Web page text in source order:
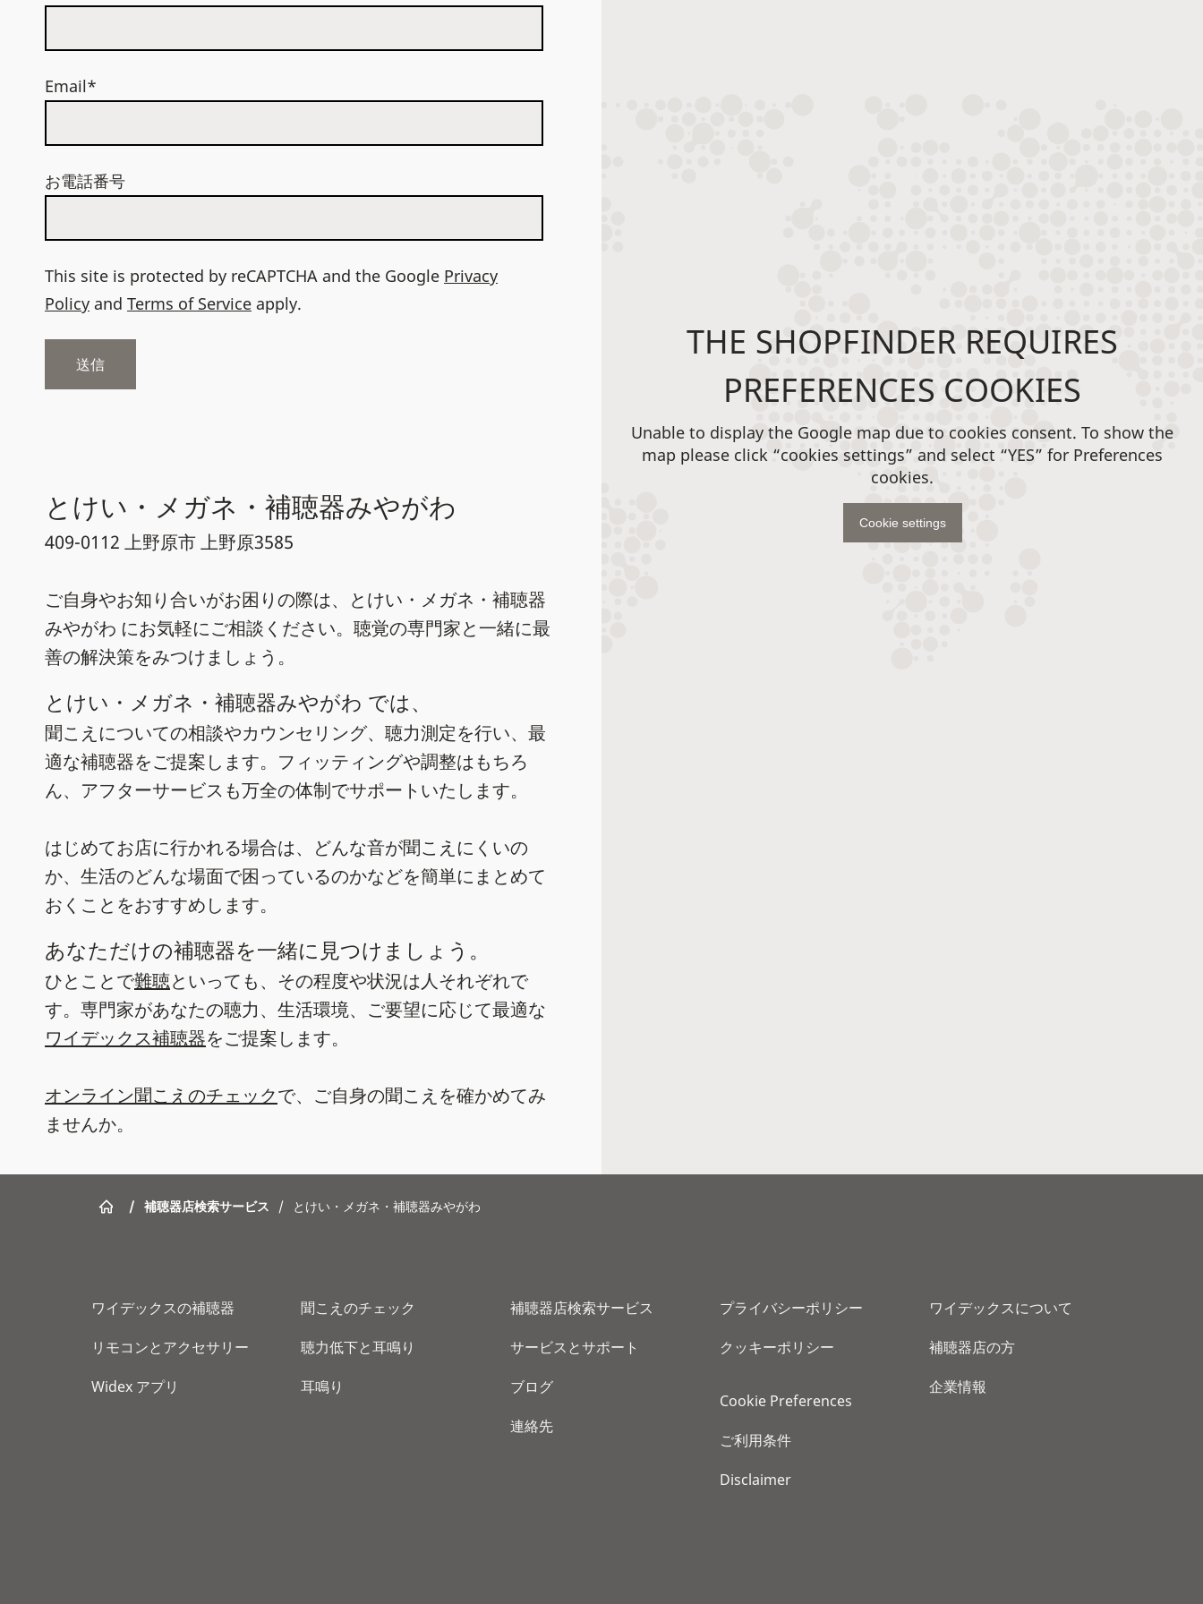
Email*
お電話番号
This site is protected by reCAPTCHA and the Google Privacy
Policy and Terms of Service apply.
とけい・メガネ・補聴器みやがわ
409-0112 上野原市 上野原3585
ご自身やお知り合いがお困りの際は、とけい・メガネ・補聴器
みやがわ にお気軽にご相談ください。聴覚の専門家と一緒に最
善の解決策をみつけましょう。
とけい・メガネ・補聴器みやがわ では、
聞こえについての相談やカウンセリング、聴力測定を行い、最
適な補聴器をご提案します。フィッティングや調整はもちろ
ん、アフターサービスも万全の体制でサポートいたします。
はじめてお店に行かれる場合は、どんな音が聞こえにくいの
か、生活のどんな場面で困っているのかなどを簡単にまとめて
おくことをおすすめします。
あなただけの補聴器を一緒に見つけましょう。
ひとことで難聴といっても、その程度や状況は人それぞれで
す。専門家があなたの聴力、生活環境、ご要望に応じて最適な
ワイデックス補聴器をご提案します。
オンライン聞こえのチェックで、ご自身の聞こえを確かめてみ
ませんか。
THE SHOPFINDER REQUIRES
PREFERENCES COOKIES
Unable to display the Google map due to cookies consent. To show the
map please click “cookies settings” and select “YES” for Preferences
cookies.
Cookie settings
/ 補聴器店検索サービス / とけい・メガネ・補聴器みやがわ
ワイデックスの補聴器
リモコンとアクセサリー
Widex アプリ
聞こえのチェック
聴力低下と耳鳴り
耳鳴り
補聴器店検索サービス
サービスとサポート
ブログ
連絡先
プライバシーポリシー
クッキーポリシー
Cookie Preferences
ご利用条件
Disclaimer
ワイデックスについて
補聴器店の方
企業情報